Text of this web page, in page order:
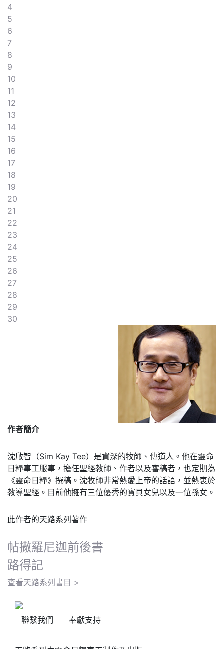
4
5
6
7
8
9
10
11
12
13
14
15
16
17
18
19
20
21
22
23
24
25
26
27
28
29
30
作者簡介
沈啟智（Sim Kay Tee）是資深的牧師、傳道人。他在靈命
日糧事工服事，擔任聖經教師、作者以及審稿者，也定期為
《靈命日糧》撰稿。沈牧師非常熱愛上帝的話語，並熱衷於
教導聖經。目前他擁有三位優秀的寶貝女兒以及一位孫女。
此作者的天路系列著作
帖撒羅尼迦前後書
路得記
查看天路系列書目 >
聯繫我們 奉獻支持